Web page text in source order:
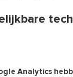
Analytics